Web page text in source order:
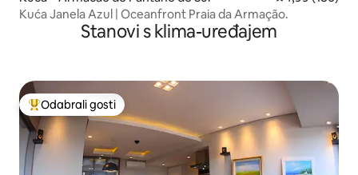
Kuća Janela Azul | Oceanfront Praia da Armação.
Stanovi s klima-uređajem
Među najviše rangiranima s oznakom „Odabrali gosti”
Odabrali gosti